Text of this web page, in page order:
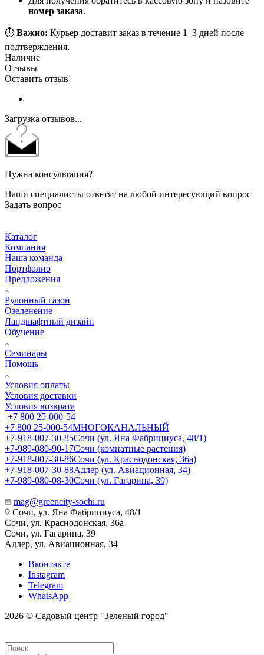
номер заказа.
⏱️ Важно: Курьер доставит заказ в течение 1–3 дней после
подтверждения.
Наличие
Отзывы
Оставить отзыв
Загрузка отзывов...
Нужна консультация?
Наши специалисты ответят на любой интересующий вопрос
Задать вопрос
Каталог
Компания
Наша команда
Портфолио
Предложения
Рулонный газон
Озеленение
Ландшафтный дизайн
Обучение
Семинары
Помощь
Условия оплаты
Условия доставки
Условия возврата
+7 800 25-000-54
+7 800 25-000-54МНОГОКАНАЛЬНЫЙ
+7-918-007-30-85Сочи (ул. Яна Фабрициуса, 48/1)
+7-989-080-90-17Сочи (комнатные растения)
+7-918-007-30-86Сочи (ул. Краснодонская, 36а)
+7-918-007-30-88Адлер (ул. Авиационная, 34)
+7-989-080-08-30Сочи (ул. Гагарина, 39)
mag@greencity-sochi.ru
Сочи, ул. Яна Фабрициуса, 48/1
Сочи, ул. Краснодонская, 36а
Сочи, ул. Гагарина, 39
Адлер, ул. Авиационная, 34
Вконтакте
Instagram
Telegram
WhatsApp
2026 © Садовый центр "Зеленый город"